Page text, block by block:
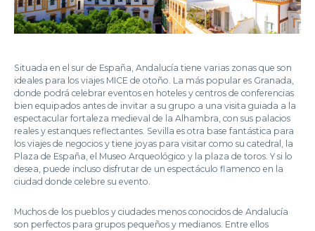
Situada en el sur de España, Andalucía tiene varias zonas que son
ideales para los viajes MICE de otoño. La más popular es Granada,
donde podrá celebrar eventos en hoteles y centros de conferencias
bien equipados antes de invitar a su grupo a una visita guiada a la
espectacular fortaleza medieval de la Alhambra, con sus palacios
reales y estanques reflectantes. Sevilla es otra base fantástica para
los viajes de negocios y tiene joyas para visitar como su catedral, la
Plaza de España, el Museo Arqueológico y la plaza de toros. Y si lo
desea, puede incluso disfrutar de un espectáculo flamenco en la
ciudad donde celebre su evento.
Muchos de los pueblos y ciudades menos conocidos de Andalucía
son perfectos para grupos pequeños y medianos. Entre ellos